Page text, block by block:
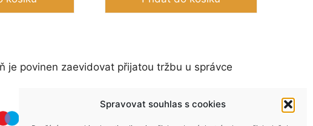
Spravovat souhlas s cookies
je povinen zaevidovat přijatou tržbu u správce